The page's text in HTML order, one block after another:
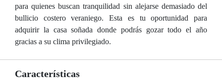
para quienes buscan tranquilidad sin alejarse demasiado del
bullicio costero veraniego. Esta es tu oportunidad para
adquirir la casa soñada donde podrás gozar todo el año
gracias a su clima privilegiado.
Características